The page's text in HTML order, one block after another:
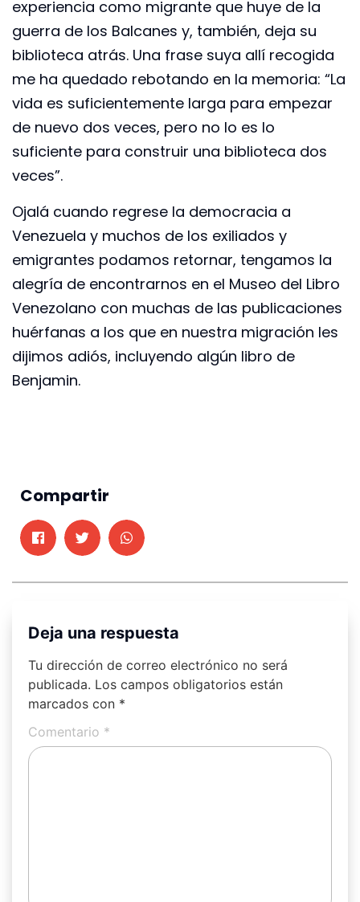
experiencia como migrante que huye de la
guerra de los Balcanes y, también, deja su
biblioteca atrás. Una frase suya allí recogida
me ha quedado rebotando en la memoria: “La
vida es suficientemente larga para empezar
de nuevo dos veces, pero no lo es lo
suficiente para construir una biblioteca dos
veces”.
Ojalá cuando regrese la democracia a
Venezuela y muchos de los exiliados y
emigrantes podamos retornar, tengamos la
alegría de encontrarnos en el Museo del Libro
Venezolano con muchas de las publicaciones
huérfanas a los que en nuestra migración les
dijimos adiós, incluyendo algún libro de
Benjamin.
Compartir
Deja una respuesta
Tu dirección de correo electrónico no será
publicada. Los campos obligatorios están
marcados con *
Comentario *